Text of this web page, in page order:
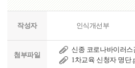
작성자 인식개선부
첨부파일
신종 코로나바이러
1차교육 신청자 명단